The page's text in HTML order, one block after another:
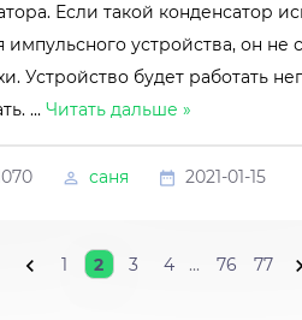
Если такой конденсатор
импульсного устройства, он не
Устройство будет работать
...Читать дальше »
саня 2021-01-15
1 2 3 4 ... 76 77